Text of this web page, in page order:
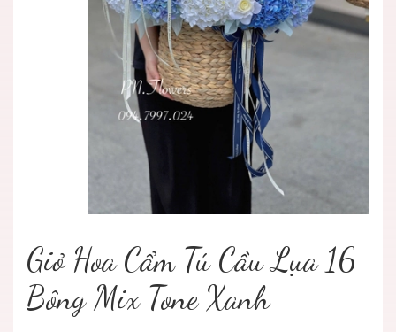
Giỏ Hoa Cẩm Tú Cầu Lụa 16
Bông Mix Tone Xanh